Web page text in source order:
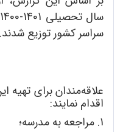
سراسر کشور توزیع شدند.
علاقه‌مندان برای تهیه
اقدام نمایند:
1. مراجعه به مدرسه؛